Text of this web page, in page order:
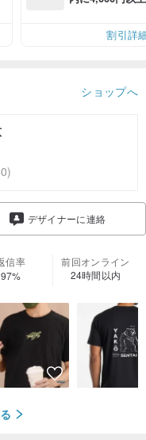
割引詳
ショップへ
デザイナーに連絡
信率
97%
前回オンライン
24時間以内